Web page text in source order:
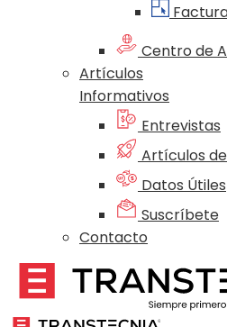
Centro de
Artículos
Informativos
Entrevistas
Artículos
Datos Útiles
Suscríbete
Contacto